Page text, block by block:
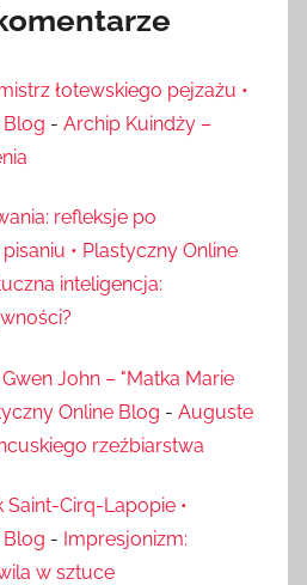
łotewskiego pejzażu •
Blog - Archip Kuindży –
refleksje po
• Plastyczny Online
inteligencja:
John – "Matka Marie
Online Blog - Auguste
rzeźbiarstwa
Saint-Cirq-Lapopie •
Blog - Impresjonizm:
w sztuce